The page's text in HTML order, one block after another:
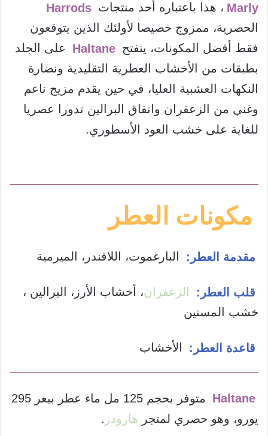
Marly ، هذا باعتباره أحد منتجات Harrods
الحصرية، ممزوج خصيصا لأولئك الذين يتوقعون
فقط أفضل المكونات، ينفتح Haltane
على الجلد
بطبقات من الأخشاب العطرية التقليدية ونضارة
النكهات العشبية العليا، في حين يقدم مزيج ناعم
وغني من الزعفران واتفاق البرالين تدورا عصريا
للغاية على خشب العود الأسطوري.
مكونات العطر
مقدمة العطر: البارغموت، اللافندر، الميرمية
قلب العطر: الزعفران، أخشاب الأرز، البرالين ،
خشب المسنين
قاعدة العطر: الأخشاب
Haltane
متوفر بحجم 125 مل ماء عطر بيعر 295
يورو، وهو حصري لمتجر هارودز .